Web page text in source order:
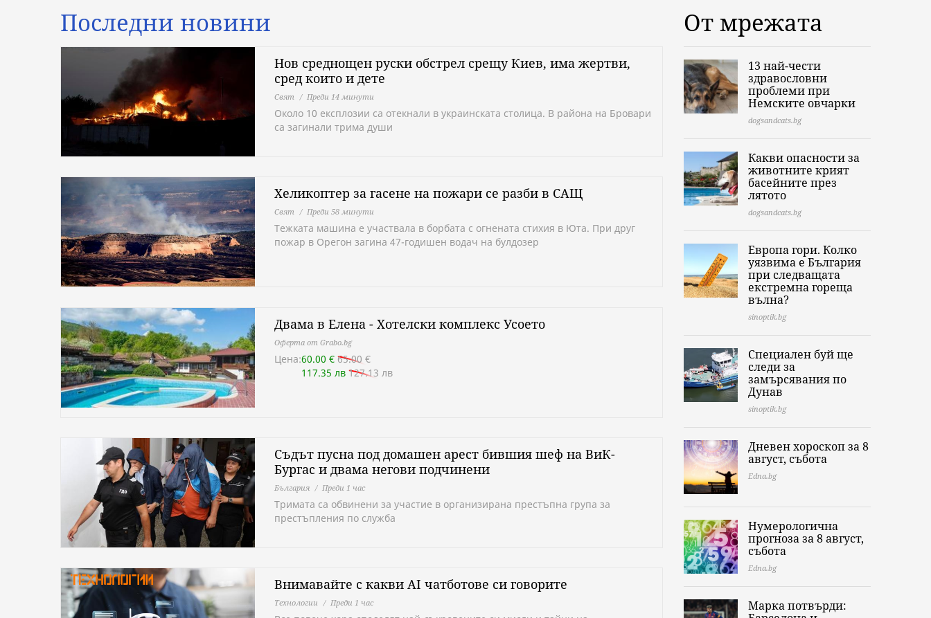
Последни новини
Нов среднощен руски обстрел срещу Киев, има жертви,
сред които и дете
Свят Преди 14 минути
Около 10 експлозии са отекнали в украинската столица. В района на Бровари
са загинали трима души
Хеликоптер за гасене на пожари се разби в САЩ
Свят Преди 58 минути
Тежката машина е участвала в борбата с огнената стихия в Юта. При друг
пожар в Орегон загина 47-годишен водач на булдозер
Двама в Елена - Хотелски комплекс Усоето
Оферта от Grabo.bg
Цена:60.00 € 65.00 €
117.35 лв 127.13 лв
Съдът пусна под домашен арест бившия шеф на ВиК-
Бургас и двама негови подчинени
България Преди 1 час
Тримата са обвинени за участие в организирана престъпна група за
престъпления по служба
Внимавайте с какви AI чатботове си говорите
Технологии Преди 1 час
От мрежата
13 най-чести
здравословни
проблеми при
Немските овчарки
dogsandcats.bg
Какви опасности за
животните крият
басейните през
лятото
dogsandcats.bg
Европа гори. Колко
уязвима е България
при следващата
екстремна гореща
вълна?
sinoptik.bg
Специален буй ще
следи за
замърсявания по
Дунав
sinoptik.bg
Дневен хороскоп за 8
август, събота
Edna.bg
Нумерологична
прогноза за 8 август,
събота
Edna.bg
Марка потвърди: